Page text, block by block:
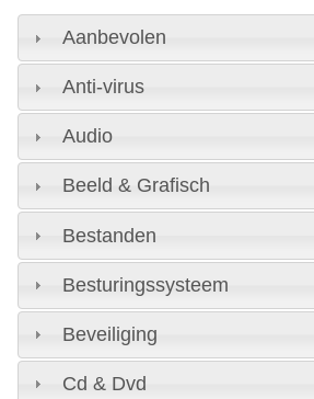
Aanbevolen
Anti-virus
Audio
Beeld & Grafisch
Bestanden
Besturingssysteem
Beveiliging
Cd & Dvd